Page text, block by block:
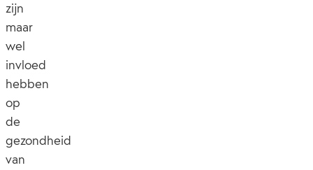
zijn
maar
wel
invloed
hebben
op
de
gezondheid
van